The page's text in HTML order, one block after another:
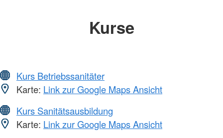
Kurse
Kurs Betriebssanitäter
Karte: Link zur Google Maps Ansicht
Kurs Sanitätsausbildung
Karte: Link zur Google Maps Ansicht